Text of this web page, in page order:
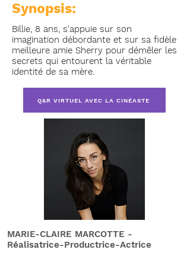
Synopsis:
Billie, 8 ans, s'appuie sur son
imagination débordante et sur sa fidèle
meilleure amie Sherry pour démêler les
secrets qui entourent la véritable
identité de sa mère.
Q&R VIRTUEL AVEC LA CINÉASTE
MARIE-CLAIRE MARCOTTE -
Réalisatrice-Productrice-Actrice